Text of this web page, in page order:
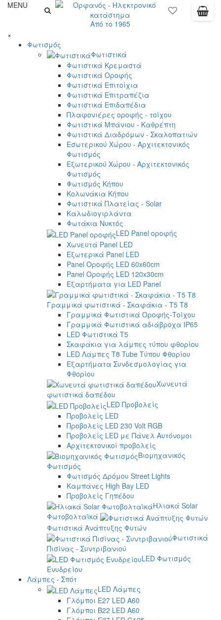
MENU
Από το 1965
×
Φωτισμός
Φωτιστικά
Φωτιστικά Κρεμαστά
Φωτιστικά Οροφής
Φωτιστικά Επιτοίχια
Φωτιστικά Επιτραπέζια
Φωτιστικά Επιδαπέδια
Πλαφονιέρες οροφής - τοίχου
Φωτιστικά Μπάνιου - Καθρέπτη
Φωτιστικά Διαδρόμων - Σκαλοπατιών
Εσωτερικού Χώρου - Αρχιτεκτονικός
Φωτισμός
Εξωτερικού Χώρου - Αρχιτεκτονικός
Φωτισμός
Φωτισμός Κήπου
Κολωνάκια Κήπου
Φωτιστικά Πλατείας - Solar
Καλωδιογιρλάντα
Φωτάκια Νυκτός
LED Panel οροφής
Χωνευτά Panel LED
Εξωτερικά Panel LED
Panel Οροφής LED 60x60cm
Panel Οροφής LED 120x30cm
Εξαρτήματα για LED Panel
Γραμμικά φωτιστικά - Σκαφάκια - Τ5 T8
Γραμμικά Φωτιστικά Οροφής-Τοίχου
Γραμμικά Φωτιστικά αδιάβροχα IP65
LED Φωτιστικά T5
Σκαφάκια για λάμπες τύπου φθορίου
LED Λάμπες T8 Tube Τύπου Φθορίου
Εξαρτήματα Συνδεσμολογίας για
Φθορίου
Χωνευτά
φωτιστικά δαπέδου
LED Προβολείς
Προβολείς LED
Προβολείς LED 230 Volt RGB
Προβολείς LED με Πάνελ Αυτόνομοι
Αρχιτεκτονικοί προβολείς
Βιομηχανικός
Φωτισμός
Φωτισμός Δρόμου Street Lights
Καμπάνες High Bay LED
Προβολείς Γηπέδου
Ηλιακά Solar
Φωτοβολταϊκά
Φωτιστικά Ανάπτυξης Φυτών
Φωτιστικά
Πισίνας - Συντριβανιού
LED Φωτισμός
Ενυδρείου
Λάμπες - Σπότ
LED Λάμπες
Γλόμποι E27 LED A60
Γλόμποι B22 LED A60